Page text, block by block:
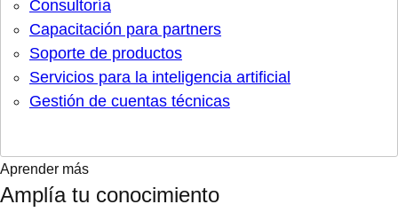
Blog
Eventos y webinars
Podcasts y videos
Red Hat TV
Biblioteca de recursos
Para los desarrolladores
Descubre los recursos y las herramientas que te